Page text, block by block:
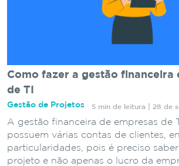
Como fazer a gestão financeira
de TI
Gestão de Projetos 5 min de leitura | 28 de
A gestão financeira de empresas de
possuem várias contas de clientes,
particularidades, pois é preciso
projeto e não apenas o lucro da